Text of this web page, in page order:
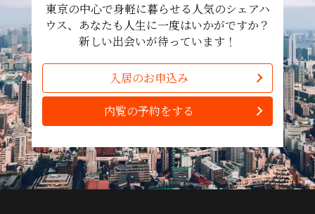
東京の中心で身軽に暮らせる人気のシェアハ
ウス、あなたも人生に一度はいかがですか？
新しい出会いが待っています！
入居のお申込み
内覧の予約をする